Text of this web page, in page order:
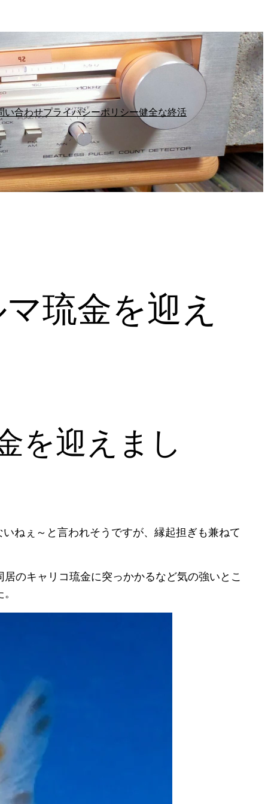
い合わせプライバシーポリシー健全な終活
琉金を迎え
を迎えまし
ねぇ～と言われそうですが、縁起担ぎも兼ねて
のキャリコ琉金に突っかかるなど気の強いとこ